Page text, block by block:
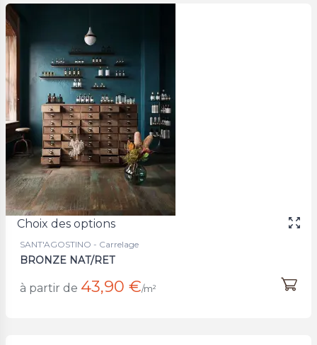
Choix des options
SANT'AGOSTINO - Carrelage
BRONZE NAT/RET
à partir de 43,90 €/m²